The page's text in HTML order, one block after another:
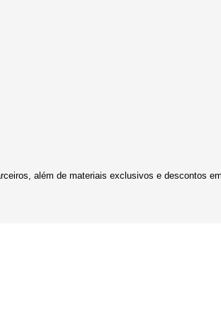
além de materiais exclusivos e descontos